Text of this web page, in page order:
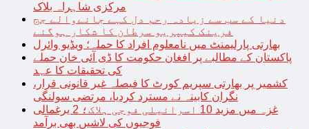
مرکزی شاہراہ بلاک
دنیا کے سب سے زیادہ رحم دل کہے جانےوالے جج
فرینک کیپریو سرطان کا شکار ہوگئے
بھارتی پارلیمنٹ میں نامعلوم افراد کا حملہ؛ ویڈیو وائرل
پاکستان کے مطالبے پر افغان حکومت کا ڈی آئی خان حملے
کی تحقیقات کا عہد
کشمیر پر بھارتی سپریم کورٹ کا فیصلہ غیر قانونی قرار،
نگران کابینہ نے مسترد کردیا، مرتضی سولنگی
غزہ میں مزید 10 اسرائیلی فوجی ہلاک؛ 2 یرغمالی
فوجیوں کی لاشیں بھی برآمد